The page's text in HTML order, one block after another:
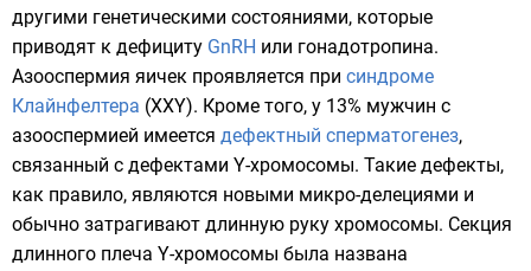
другими генетическими состояниями, которые
приводят к дефициту GnRH или гонадотропина.
Азооспермия яичек проявляется при синдроме
Клайнфелтера (XXY). Кроме того, у 13% мужчин с
азооспермией имеется дефектный сперматогенез,
связанный с дефектами Y-хромосомы. Такие дефекты,
как правило, являются новыми микро-делециями и
обычно затрагивают длинную руку хромосомы. Секция
длинного плеча Y-хромосомы была названа